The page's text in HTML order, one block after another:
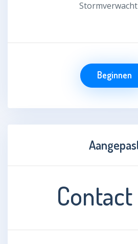
Beginnen